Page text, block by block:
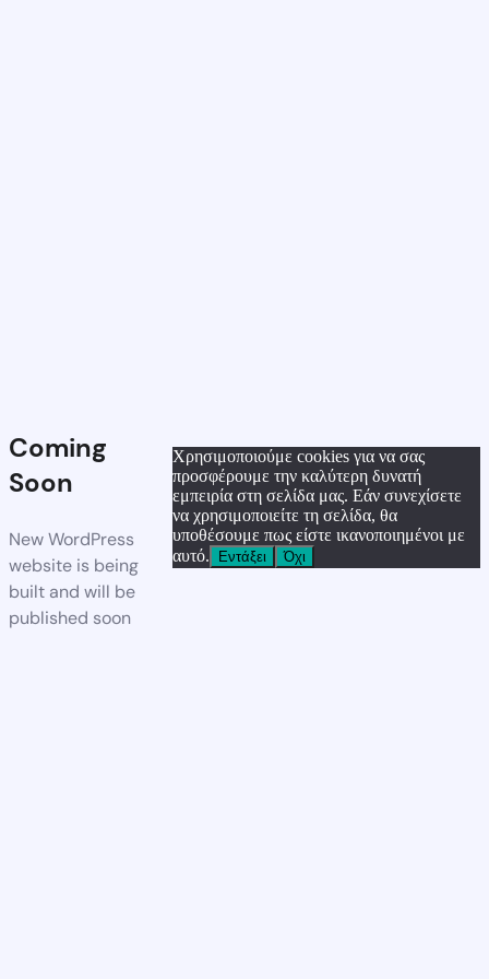
Coming
Soon
New WordPress
website is being
built and will be
published soon
Χρησιμοποιούμε cookies για να σας
προσφέρουμε την καλύτερη δυνατή
εμπειρία στη σελίδα μας. Εάν συνεχίσετε
να χρησιμοποιείτε τη σελίδα, θα
υποθέσουμε πως είστε ικανοποιημένοι με
αυτό.
Εντάξει Όχι